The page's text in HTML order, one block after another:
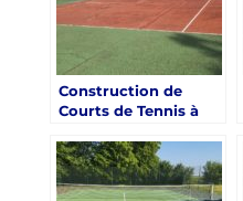
Construction de
Courts de Tennis à
Service Tennis est le
choix optimal?